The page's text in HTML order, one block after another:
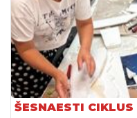
ŠESNAESTI CIKLUS